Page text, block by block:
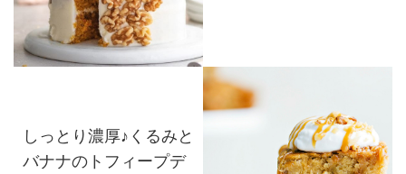
しっとり濃厚♪くるみと
バナナのトフィープデ